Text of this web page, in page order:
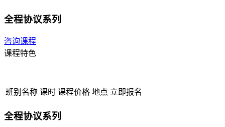
全程协议系列
咨询课程
课程特色
班别名称 课时 课程价格 地点 立即报名
全程协议系列